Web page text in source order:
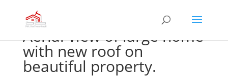
Aerial view of large home
with new roof on
beautiful property.